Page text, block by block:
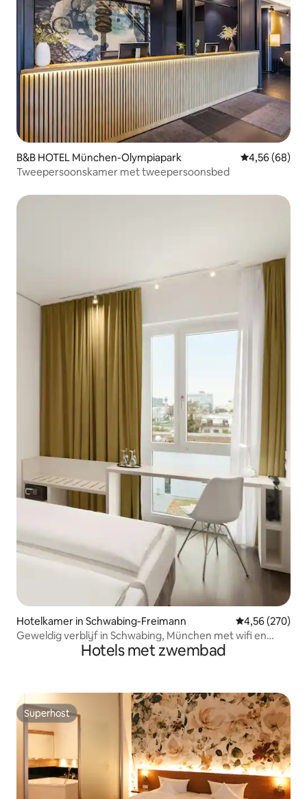
B&B HOTEL München-Olympiapark Gemiddelde
4,56 (68)
Tweepersoonskamer met tweepersoonsbed
Hotelkamer in Schwabing-Freimann Gemiddelde
4,56 (270)
Geweldig verblijf in Schwabing, München met wifi en
airconditioningHotels met zwembad
Superhost
Superhost